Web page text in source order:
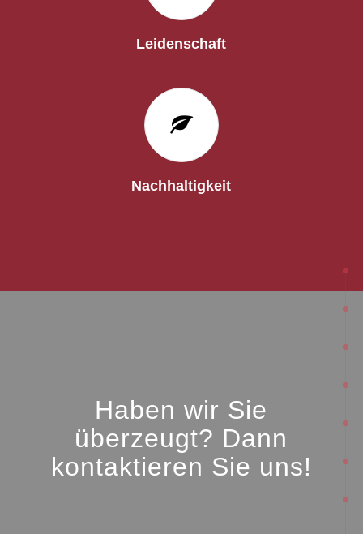
Leidenschaft
Nachhaltigkeit
Haben wir Sie
überzeugt? Dann
kontaktieren Sie uns!